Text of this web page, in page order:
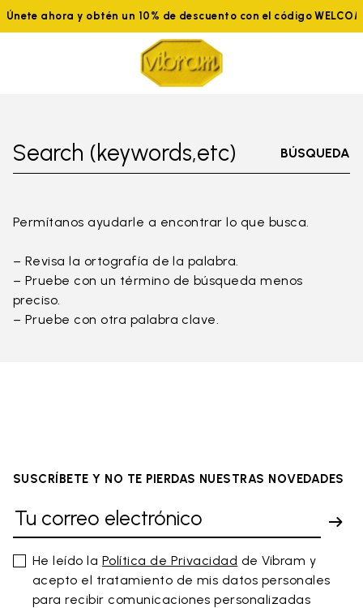
Únete ahora y obtén un 10% de descuento con el código
Search (keywords,etc) BÚSQUEDA
Permítanos ayudarle a encontrar lo que busca.
– Revisa la ortografía de la palabra.
– Pruebe con un término de búsqueda menos
preciso.
– Pruebe con otra palabra clave.
SUSCRÍBETE Y NO TE PIERDAS NUESTRAS NOVEDADES
He leído la Política de Privacidad de Vibram y
acepto el tratamiento de mis datos personales
para recibir comunicaciones personalizadas